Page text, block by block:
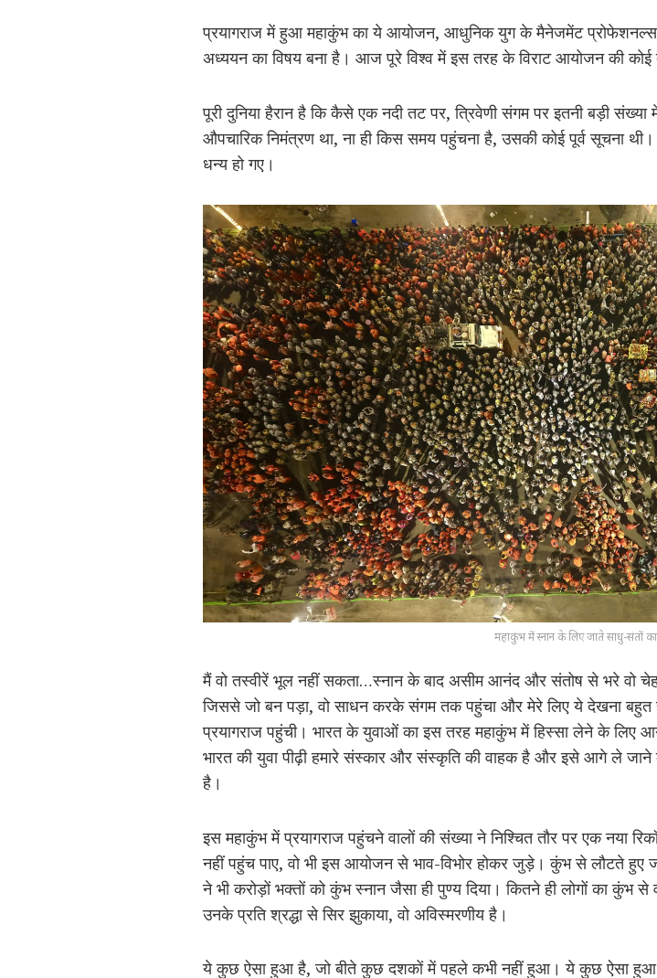
प्रयागराज में हुआ महाकुंभ का ये आयोजन, आधुनिक युग के मैनेजमेंट प्रोफेशनल्स
अध्ययन का विषय बना है। आज पूरे विश्व में इस तरह के विराट आयोजन की कोई
पूरी दुनिया हैरान है कि कैसे एक नदी तट पर, त्रिवेणी संगम पर इतनी बड़ी
औपचारिक निमंत्रण था, ना ही किस समय पहुंचना है, उसकी कोई पूर्व सूचना
धन्य हो गए।
महाकुंभ में स्नान के लिए जाते साधु-संतों
मैं वो तस्वीरें भूल नहीं सकता…स्नान के बाद असीम आनंद और संतोष से भरे वो चेहरे
जिससे जो बन पड़ा, वो साधन करके संगम तक पहुंचा और मेरे लिए ये देखना बहुत
प्रयागराज पहुंची। भारत के युवाओं का इस तरह महाकुंभ में हिस्सा लेने के लिए
भारत की युवा पीढ़ी हमारे संस्कार और संस्कृति की वाहक है और इसे आगे ले जाने
है।
इस महाकुंभ में प्रयागराज पहुंचने वालों की संख्या ने निश्चित तौर पर एक नया
नहीं पहुंच पाए, वो भी इस आयोजन से भाव-विभोर होकर जुड़े। कुंभ से लौटते
ने भी करोड़ों भक्तों को कुंभ स्नान जैसा ही पुण्य दिया। कितने ही लोगों का कुंभ
उनके प्रति श्रद्धा से सिर झुकाया, वो अविस्मरणीय है।
ये कुछ ऐसा हुआ है, जो बीते कुछ दशकों में पहले कभी नहीं हुआ। ये कुछ ऐसा हुआ